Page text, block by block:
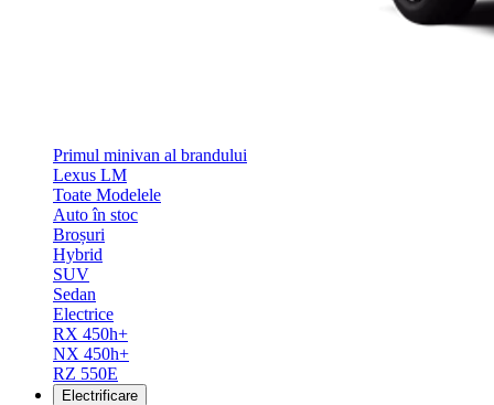
Primul minivan al brandului
Lexus LM
Toate Modelele
Auto în stoc
Broșuri
Hybrid
SUV
Sedan
Electrice
RX 450h+
NX 450h+
RZ 550E
Electrificare